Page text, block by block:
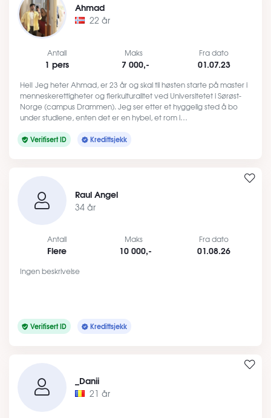
Ahmad
22 år
Antall
1 pers
Maks
7 000,-
Fra dato
01.07.23
Hei! Jeg heter Ahmad, er 23 år og skal til høsten starte på master i
menneskerettigheter og flerkulturalitet ved Universitetet i Sørøst-
Norge (campus Drammen). Jeg ser etter et hyggelig sted å bo
under studiene, enten det er en hybel, et rom i…
Verifisert ID Kredittsjekk
Raul Angel
34 år
Antall
Flere
Maks
10 000,-
Fra dato
01.08.26
Ingen beskrivelse
Verifisert ID Kredittsjekk
_Danii
21 år